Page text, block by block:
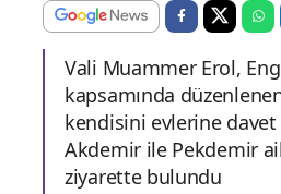
Vali Muammer Erol,
kapsamında
kendisini evlerine
Akdemir ile Pekdemir
ziyarette bulundu